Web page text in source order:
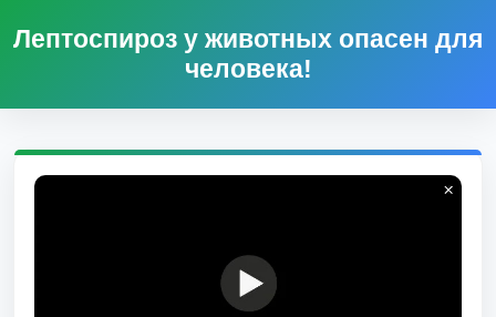
Лептоспироз у животных опасен для
человека!